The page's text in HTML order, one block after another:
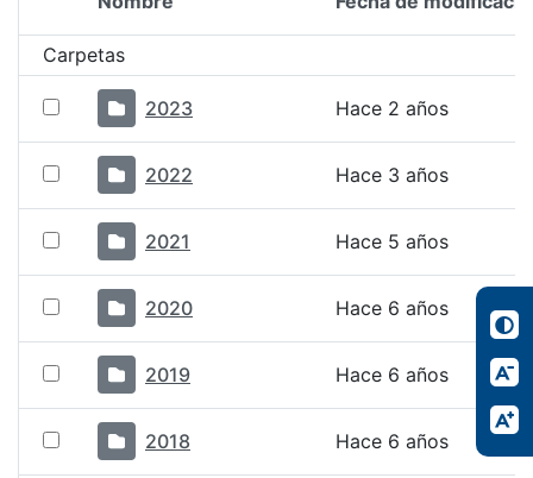
Selección del elemento
Carpetas
2023 Hace 2 años
2022 Hace 3 años
2021 Hace 5 años
2020 Hace 6 años
2019 Hace 6 años
2018 Hace 6 años